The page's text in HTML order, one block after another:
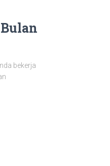
bekerja